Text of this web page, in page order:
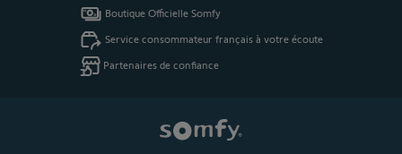
Boutique Officielle Somfy
Service consommateur français à votre écoute
Partenaires de confiance